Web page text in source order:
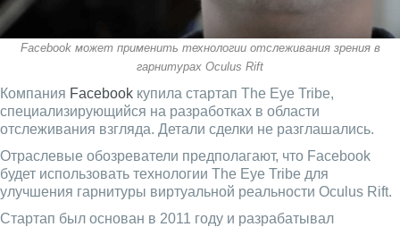
Facebook может применить технологии отслеживания зрения в
гарнитурах Oculus Rift
Компания Facebook купила стартап The Eye Tribe,
специализирующийся на разработках в области
отслеживания взгляда. Детали сделки не разглашались.
Отраслевые обозреватели предполагают, что Facebook
будет использовать технологии The Eye Tribe для
улучшения гарнитуры виртуальной реальности Oculus Rift.
Стартап был основан в 2011 году и разрабатывал